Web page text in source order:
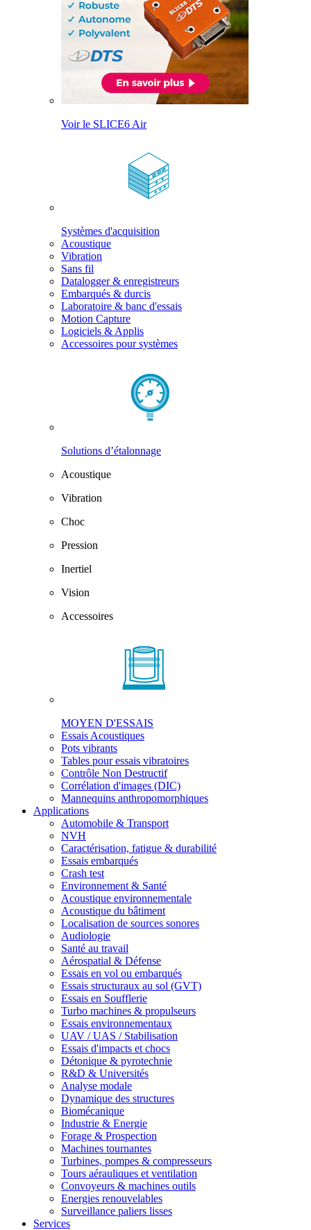
Voir le SLICE6 Air
Systèmes d'acquisition
Acoustique
Vibration
Sans fil
Datalogger & enregistreurs
Embarqués & durcis
Laboratoire & banc d'essais
Motion Capture
Logiciels & Applis
Accessoires pour systèmes
Solutions d’étalonnage
Acoustique
Vibration
Choc
Pression
Inertiel
Vision
Accessoires
MOYEN D'ESSAIS
Essais Acoustiques
Pots vibrants
Tables pour essais vibratoires
Contrôle Non Destructif
Corrélation d'images (DIC)
Mannequins anthropomorphiques
Applications
Automobile & Transport
NVH
Caractérisation, fatigue & durabilité
Essais embarqués
Crash test
Environnement & Santé
Acoustique environnementale
Acoustique du bâtiment
Localisation de sources sonores
Audiologie
Santé au travail
Aérospatial & Défense
Essais en vol ou embarqués
Essais structuraux au sol (GVT)
Essais en Soufflerie
Turbo machines & propulseurs
Essais environnementaux
UAV / UAS / Stabilisation
Essais d'impacts et chocs
Détonique & pyrotechnie
R&D & Universités
Analyse modale
Dynamique des structures
Biomécanique
Industrie & Energie
Forage & Prospection
Machines tournantes
Turbines, pompes & compresseurs
Tours aérauliques et ventilation
Convoyeurs & machines outils
Energies renouvelables
Surveillance paliers lisses
Services